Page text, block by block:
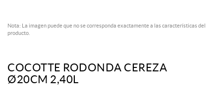
Nota: La imagen puede que no se corresponda exactamente a las características del
producto.
COCOTTE RODONDA CEREZA
Ø20CM 2,40L